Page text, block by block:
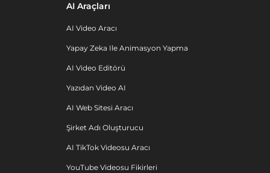
AI Araçları
AI Video Aracı
Yapay Zeka Ile Animasyon Yapma
AI Video Editörü
Yazıdan Video AI
AI Web Sitesi Aracı
Şirket Adı Oluşturucu
AI TikTok Videosu Aracı
YouTube Videosu Fikirleri